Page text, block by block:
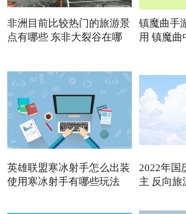
非洲目前比较热门的旅游景
点有哪些 东非大裂谷在哪
镇魔曲手
用 镇魔曲
英雄联盟寒冰射手怎么出装
使用寒冰射手有哪些玩法
2022年国
主 反向旅